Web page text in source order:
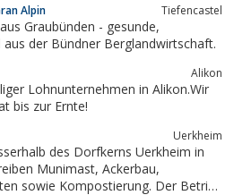
Alpin Tiefencastel
Graubünden - gesunde,
der Bündner Berglandwirtschaft.
Alikon
Lohnunternehmen in Alikon.Wir
bis zur Ernte!
Uerkheim
des Dorfkerns Uerkheim in
Ackerbau,
sowie Kompostierung. Der Betrieb